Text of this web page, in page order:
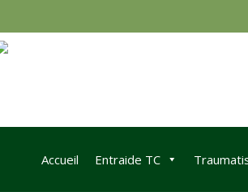
Accueil Entraide TC